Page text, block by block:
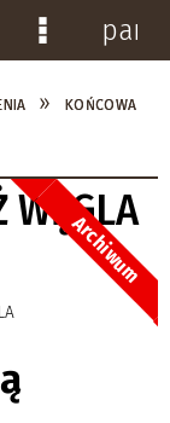
KOŃCOWA
WĘGLA
Archiwum
Menu